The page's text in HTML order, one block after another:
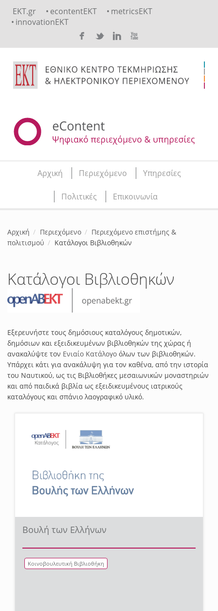
EKT.gr econtentEKT
metricsEKT
innovationEKT
Main menu
Αρχική Περιεχόμενο Υπηρεσίες
Πολιτικές Επικοινωνία
Αρχική Περιεχόμενο
Περιεχόμενο επιστήμης &
πολιτισμού
Κατάλογοι Βιβλιοθηκών
Κατάλογοι Βιβλιοθηκών
Εξερευνήστε τους δημόσιους καταλόγους δημοτικών,
δημόσιων και εξειδικευμένων βιβλιοθηκών της χώρας ή
ανακαλύψτε τον Ενιαίο Κατάλογο όλων των βιβλιοθηκών.
Υπάρχει κάτι για ανακάλυψη για τον καθένα, από την ιστορία
του Ναυτικού, ως τις Βιβλιοθήκες μεσαιωνικών μοναστηριών
και από παιδικά βιβλία ως εξειδικευμένους ιατρικούς
καταλόγους και σπάνιο λαογραφικό υλικό.
Βουλή των Ελλήνων
Κοινοβουλευτική Βιβλιοθήκη